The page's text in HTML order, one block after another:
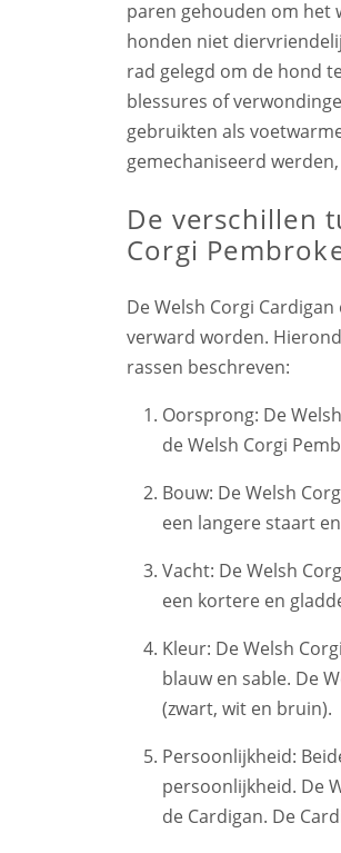
paren gehouden om het
honden niet
rad gelegd om de hond
blessures of
gebruikten als
gemechaniseerd
De verschillen
Corgi
De Welsh Corgi
verward worden.
rassen beschreven:
Oorsprong: De
de Welsh Corgi
Bouw: De Welsh
een langere staart
Vacht: De Welsh
een kortere en
Kleur: De Welsh
blauw en sable. De
(zwart, wit en bruin).
Persoonlijkheid:
persoonlijkheid. De
de Cardigan. De